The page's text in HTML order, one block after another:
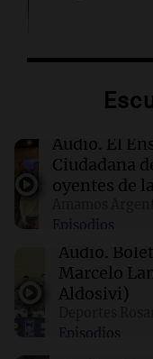
Trump vuelve
01:31 Ciencia
Descubren
Ötzi, el
00:55 Mundo
China se
escuelas y
provincias
00:32 Clima
Audio. El
Ciudadana
oyentes de
Episodios
Audio.
Marcelo
Aldosivi)
Episodios